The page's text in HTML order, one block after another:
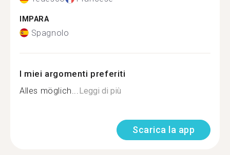
IMPARA
Spagnolo
I miei argomenti preferiti
Alles möglich... Leggi di più
Scarica la app